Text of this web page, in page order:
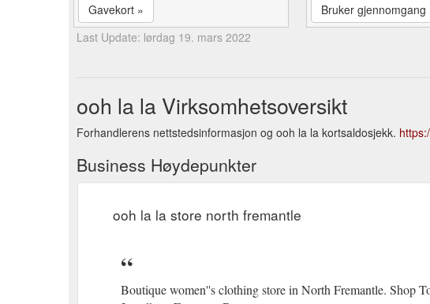
Gavekort » Bruker gjennomgang
Last Update: lørdag 19. mars 2022
ooh la la Virksomhetsoversikt
Forhandlerens nettstedsinformasjon og ooh la la kortsaldosjekk.
Business Høydepunkter
ooh la la store north fremantle
Boutique women''s clothing store in North Fremantle. Shop